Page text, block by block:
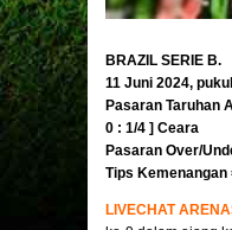
BRAZIL SERIE B.
11 Juni 2024,
Pasaran Taruhan
0 : 1/4 ] Ceara
Pasaran Over/
Tips Kemenangan
LIVECHAT